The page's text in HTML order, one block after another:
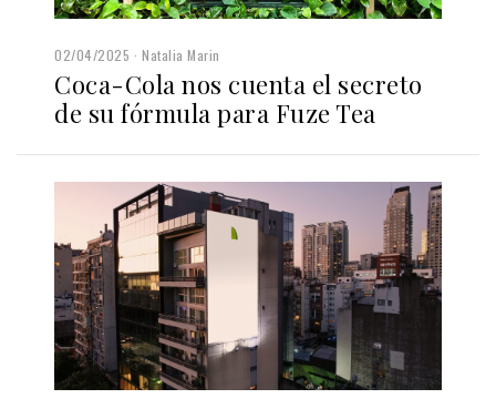
02/04/2025 Natalia Marin
Coca-Cola nos cuenta el secreto
de su fórmula para Fuze Tea